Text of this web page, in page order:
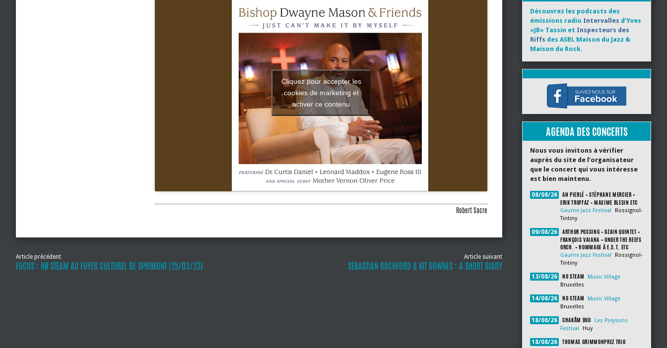
Cliquez pour accepter les
cookies de marketing et
activer ce contenu
Robert Sacre
Article précédent
FOCUS : NØ STEAM AU FOYER CULTUREL DE SPRIMONT (25/03/23)
Article suivant
SEBASTIAN ROCHFORD & KIT DOWNES : A SHORT DIARY
Découvrez les podcasts des
émissions radio Intervalles d’Yves
«JB» Tassin et Inspecteurs des
Riffs des ASBL Maison du Jazz &
Maison du Rock.
AGENDA DES CONCERTS
Nous vous invitons à vérifier
auprès du site de l’organisateur
que le concert qui vous intéresse
est bien maintenu.
08/08/26
AN PIERLÉ + STÉPHANE MERCIER +
ERIK TRUFFAZ + MAXIME BLESIN ETC
Gaume Jazz Festival
Rossignol-
Tintiny
09/08/26
ARTHUR POSSING + OZAIN QUINTET +
FRANÇOIS VAIANA + UNDER THE REEFS
ORCH. + HOMMAGE À E.S.T. ETC
Gaume Jazz Festival
Rossignol-
Tintiny
13/08/26 NO STEAM
Music Village
Bruxelles
14/08/26 NO STEAM
Music Village
Bruxelles
18/08/26 CHAKÂM DUO
Les Polysons
Festival
Huy
18/08/26 THOMAS GRIMMONPREZ TRIO